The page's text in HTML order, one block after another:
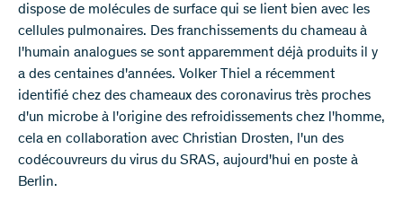
dispose de molécules de surface qui se lient bien avec les
cellules pulmonaires. Des franchissements du chameau à
l'humain analogues se sont apparemment déjà produits il y
a des centaines d'années. Volker Thiel a récemment
identifié chez des chameaux des coronavirus très proches
d'un microbe à l'origine des refroidissements chez l'homme,
cela en collaboration avec Christian Drosten, l'un des
codécouvreurs du virus du SRAS, aujourd'hui en poste à
Berlin.